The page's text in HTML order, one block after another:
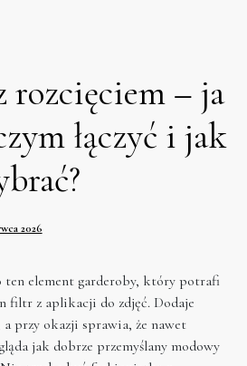
rozcięciem – ja
łączyć i jak
2026
ten element garderoby, który potrafi
filtr z aplikacji do zdjęć. Dodaje
przy okazji sprawia, że nawet
jak dobrze przemyślany modowy